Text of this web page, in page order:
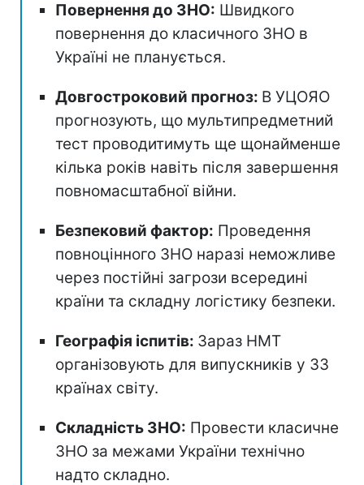
Повернення до ЗНО: Швидкого
повернення до класичного ЗНО в
Україні не планується.
Довгостроковий прогноз: В УЦОЯО
прогнозують, що мультипредметний
тест проводитимуть ще щонайменше
кілька років навіть після завершення
повномасштабної війни.
Безпековий фактор: Проведення
повноцінного ЗНО наразі неможливе
через постійні загрози всередині
країни та складну логістику безпеки.
Географія іспитів: Зараз НМТ
організовують для випускників у 33
країнах світу.
Складність ЗНО: Провести класичне
ЗНО за межами України технічно
надто складно.